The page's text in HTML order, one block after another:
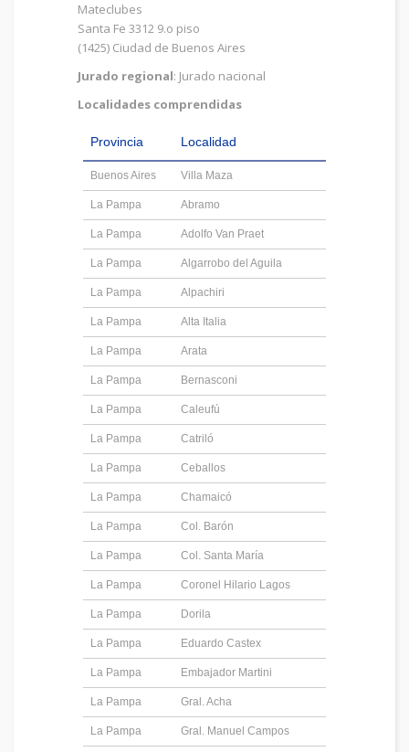
Mateclubes
Santa Fe 3312 9.o piso
(1425) Ciudad de Buenos Aires
Jurado regional: Jurado nacional
Localidades comprendidas
Provincia Localidad
Buenos Aires Villa Maza
La Pampa Abramo
La Pampa Adolfo Van Praet
La Pampa Algarrobo del Aguila
La Pampa Alpachiri
La Pampa Alta Italia
La Pampa Arata
La Pampa Bernasconi
La Pampa Caleufú
La Pampa Catriló
La Pampa Ceballos
La Pampa Chamaicó
La Pampa Col. Barón
La Pampa Col. Santa María
La Pampa Coronel Hilario Lagos
La Pampa Dorila
La Pampa Eduardo Castex
La Pampa Embajador Martini
La Pampa Gral. Acha
La Pampa Gral. Manuel Campos